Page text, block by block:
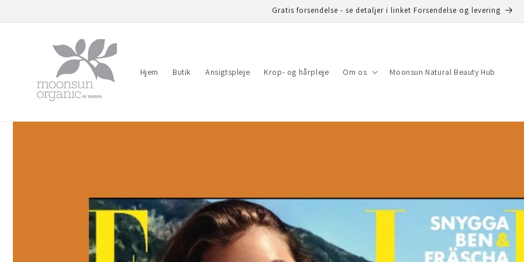
Gratis forsendelse - se detaljer i linket Forsendelse og levering
Hjem Butik Ansigtspleje Krop- og hårpleje Om os Moonsun Natural Beauty Hub